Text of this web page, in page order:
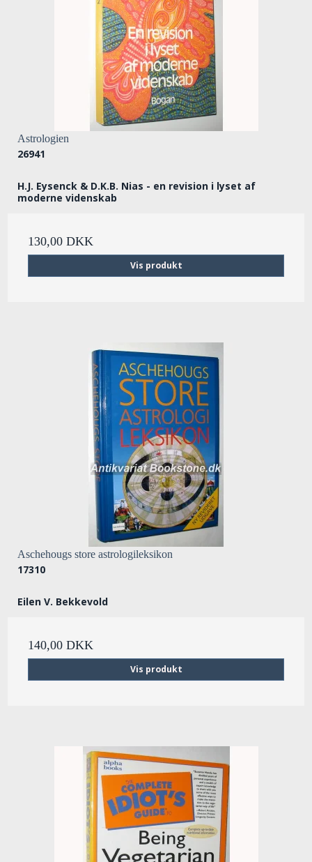
Astrologien
26941
H.J. Eysenck & D.K.B. Nias - en revision i lyset af
moderne videnskab
130,00 DKK
Vis produkt
Aschehougs store astrologileksikon
17310
Eilen V. Bekkevold
140,00 DKK
Vis produkt